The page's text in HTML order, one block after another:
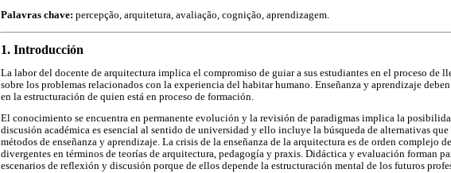
Palavras chave: percepção, arquitetura, avaliação, cognição, aprendizagem.
1. Introducción
La labor del docente de arquitectura implica el compromiso de guiar a sus estudiantes en el proceso de
sobre los problemas relacionados con la experiencia del habitar humano. Enseñanza y aprendizaje
en la estructuración de quien está en proceso de formación.
El conocimiento se encuentra en permanente evolución y la revisión de paradigmas implica la
discusión académica es esencial al sentido de universidad y ello incluye la búsqueda de alternativas
métodos de enseñanza y aprendizaje. La crisis de la enseñanza de la arquitectura es de orden complejo
divergentes en términos de teorías de arquitectura, pedagogía y praxis. Didáctica y evaluación forman
escenarios de reflexión y discusión porque de ellos depende la estructuración mental de los futuros